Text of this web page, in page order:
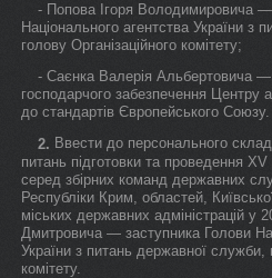
- Попова Ігоря Володимировича
Національного агентства України з
голову Організаційного комітету;
- Саєнка Валерія Альбертовича —
господарчого забезпечення Центру
до стандартів Європейського Союзу.
2. Ввести до персонального
питань підготовки та проведення XV
серед збірних команд державних
Республіки Крим, областей,
міських державних адміністрацій
Дмитровича — заступника Голови
України з питань державної служби,
комітету.